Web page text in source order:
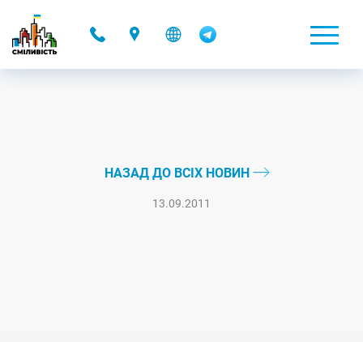
НАЗАД ДО ВСІХ НОВИН
13.09.2011